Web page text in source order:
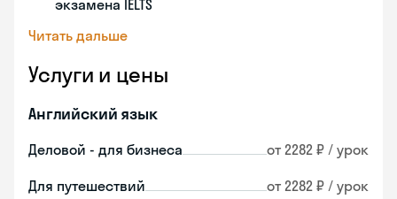
экзамена IELTS
Читать дальше
Услуги и цены
Английский язык
Деловой - для бизнеса от 2282 ₽ / урок
Для путешествий от 2282 ₽ / урок